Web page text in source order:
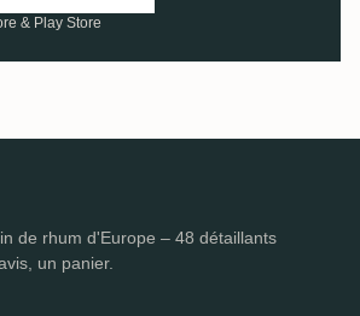
& Play Store
de rhum d'Europe – 48 détaillants
un panier.